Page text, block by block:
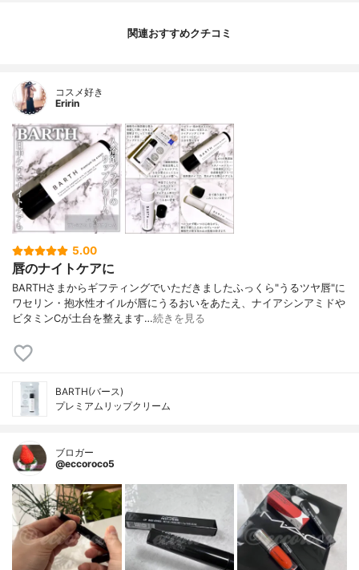
関連おすすめクチコミ
コスメ好き
Eririn
5.00
唇のナイトケアに
BARTHさまからギフティングでいただきましたふっくら"うるツヤ唇"に
ワセリン・抱水性オイルが唇にうるおいをあたえ、ナイアシンアミドや
ビタミンCが土台を整えます…続きを見る
BARTH(バース)
プレミアムリップクリーム
ブロガー
@eccoroco5